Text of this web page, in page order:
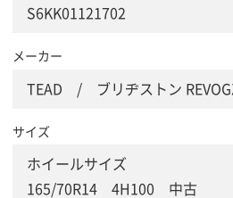
S6KK01121702
メーカー
TEAD / ブリヂストン
サイズ
ホイールサイズ
165/70R14 4H100 中古